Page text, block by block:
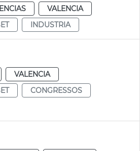
VALENCIA
INDUSTRIA
VALENCIA
CONGRESSOS